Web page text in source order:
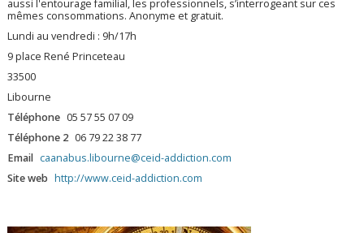
aussi l'entourage familial, les professionnels, s’interrogeant sur ces
mêmes consommations. Anonyme et gratuit.
Lundi au vendredi : 9h/17h
9 place René Princeteau
33500
Libourne
Téléphone 05 57 55 07 09
Téléphone 2 06 79 22 38 77
Email caanabus.libourne@ceid-addiction.com
Site web http://www.ceid-addiction.com